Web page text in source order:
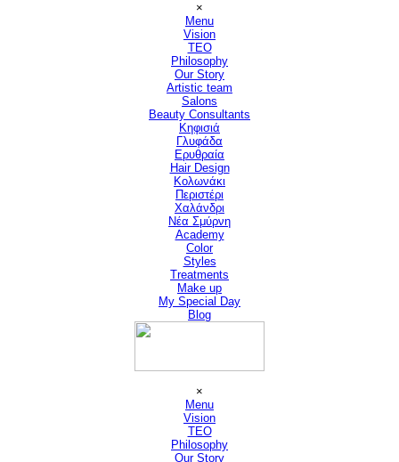
×
Menu
Vision
TEO
Philosophy
Our Story
Artistic team
Salons
Beauty Consultants
Κηφισιά
Γλυφάδα
Ερυθραία
Hair Design▼
Κολωνάκι
Περιστέρι
Χαλάνδρι
Νέα Σμύρνη
Academy
Color
Styles
Treatments
Make up
My Special Day
Blog
×
Menu
Vision
TEO
Philosophy
Our Story